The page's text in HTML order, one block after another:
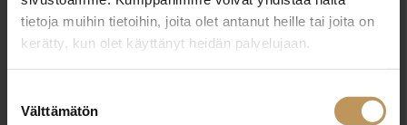
tietoja muihin tietoihin, joita olet antanut heille tai joita on
kerätty, kun olet käyttänyt heidän palvelujaan.
valinta
Välttämätön